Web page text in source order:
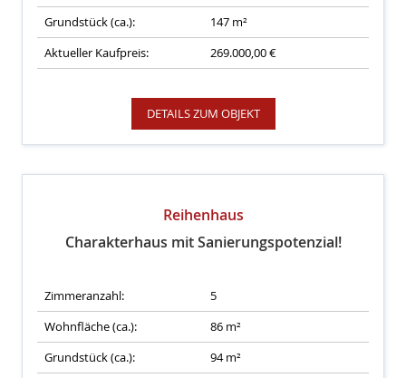
Grundstück (ca.):
147 m²
Aktueller Kaufpreis:
269.000,00 €
DETAILS ZUM OBJEKT
Reihenhaus
Charakterhaus mit Sanierungspotenzial!
Zimmeranzahl:
5
Wohnfläche (ca.):
86 m²
Grundstück (ca.):
94 m²